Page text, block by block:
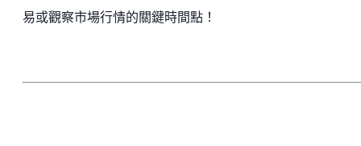
易或觀察市場行情的關鍵時間點！